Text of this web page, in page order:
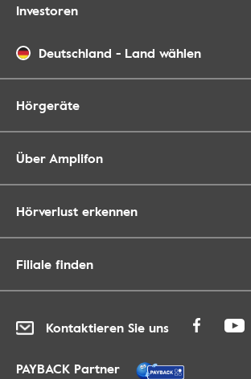
Investoren
Deutschland - Land wählen
Hörgeräte
Über Amplifon
Hörverlust erkennen
Filiale finden
Kontaktieren Sie uns
PAYBACK Partner